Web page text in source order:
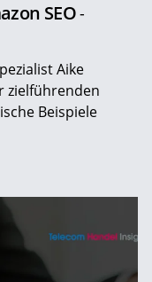
SEO-
Aike
zielführenden
Beispiele